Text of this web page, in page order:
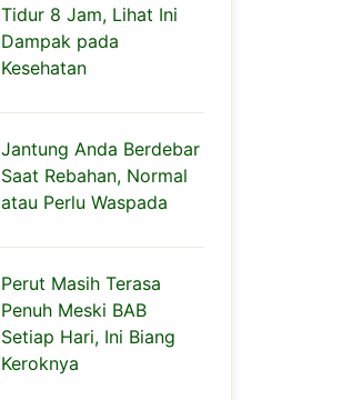
Tidur 8 Jam, Lihat Ini
Dampak pada
Kesehatan
Jantung Anda Berdebar
Saat Rebahan, Normal
atau Perlu Waspada
Perut Masih Terasa
Penuh Meski BAB
Setiap Hari, Ini Biang
Keroknya